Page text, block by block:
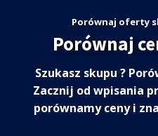
Porównaj oferty
Porównaj
Szukasz skupu ?
Zacznij od wpisania
porównamy ceny i